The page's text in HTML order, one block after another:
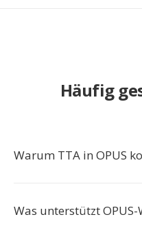
Häufig
Warum TTA in OPUS
Was unterstützt OPUS-